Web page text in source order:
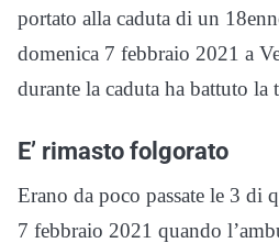
portato alla caduta di un
domenica 7 febbraio 2021 a
durante la caduta ha battuto la
E’ rimasto folgorato
Erano da poco passate le 3 di
7 febbraio 2021 quando